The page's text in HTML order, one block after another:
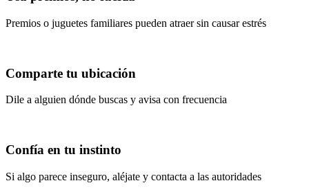
Premios o juguetes familiares pueden atraer sin causar estrés
Comparte tu ubicación
Dile a alguien dónde buscas y avisa con frecuencia
Confía en tu instinto
Si algo parece inseguro, aléjate y contacta a las autoridades